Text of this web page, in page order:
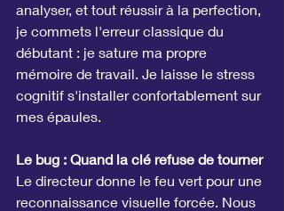
analyser, et tout réussir à la perfection,
je commets l'erreur classique du
débutant : je sature ma propre
mémoire de travail. Je laisse le stress
cognitif s'installer confortablement sur
mes épaules.
Le bug : Quand la clé refuse de tourner
Le directeur donne le feu vert pour une
reconnaissance visuelle forcée. Nous